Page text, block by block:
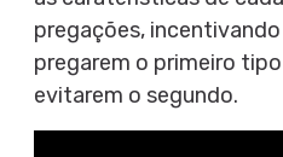
pregações,
pregarem o primeiro
evitarem o segundo.